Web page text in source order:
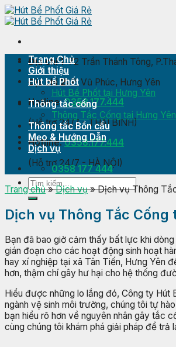
Skip
to
Địa chỉ 1:72 Trần Thánh Tông,
Địa chỉ 2:P. Vũ Phúc, Hưng Yên
Hotline: 0358.177.444
(Hỗ trợ 24/7 - THÁI BÌNH)
Hotline: 0358.177.444
(Hỗ trợ 24/7 - HÀ NỘI)
Trang Chủ
Giới thiệu
Hút bể Phốt
Hút Bể Phốt tại Hưng Yên
Thông tắc cống
Thông Tắc Cống tại Hưng Yên
Thông tắc Bồn cầu
Mẹo & Hướng Dẫn
Dịch vụ
0358 177 444
Trang chủ»Dịch vụ»Dịch vụ Thông
Dịch vụ Thông Tắc Cống
Bạn đã bao giờ cảm thấy bất lực khi
gián đoạn cho các hoạt động sinh hoạt
hay xí nghiệp tại xã Tân Tiến, Hưng Yên
hơn, thậm chí gây hư hại cho hệ thống
Hiểu được những lo lắng đó, Công ty Hút
ngành vệ sinh môi trường, chúng tôi tự
bạn hiểu rõ hơn về nguyên nhân gây tắc
cùng chúng tôi khám phá giải pháp để trả